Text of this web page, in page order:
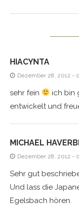
HIACYNTA
Dezember 28, 2012 -
sehr fein
ich bin
entwickelt und
MICHAEL
Dezember 28, 2012 -
Sehr gut
Und lass die
Egelsbach hören.